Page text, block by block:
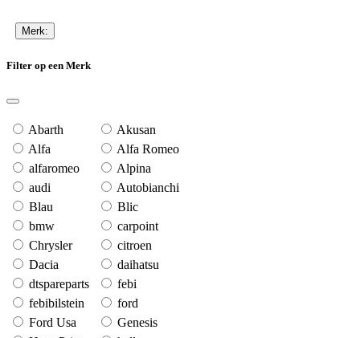
Merk:
Filter op een Merk
Abarth
Akusan
Alfa
Alfa Romeo
alfaromeo
Alpina
audi
Autobianchi
Blau
Blic
bmw
carpoint
Chrysler
citroen
Dacia
daihatsu
dtspareparts
febi
febibilstein
ford
Ford Usa
Genesis